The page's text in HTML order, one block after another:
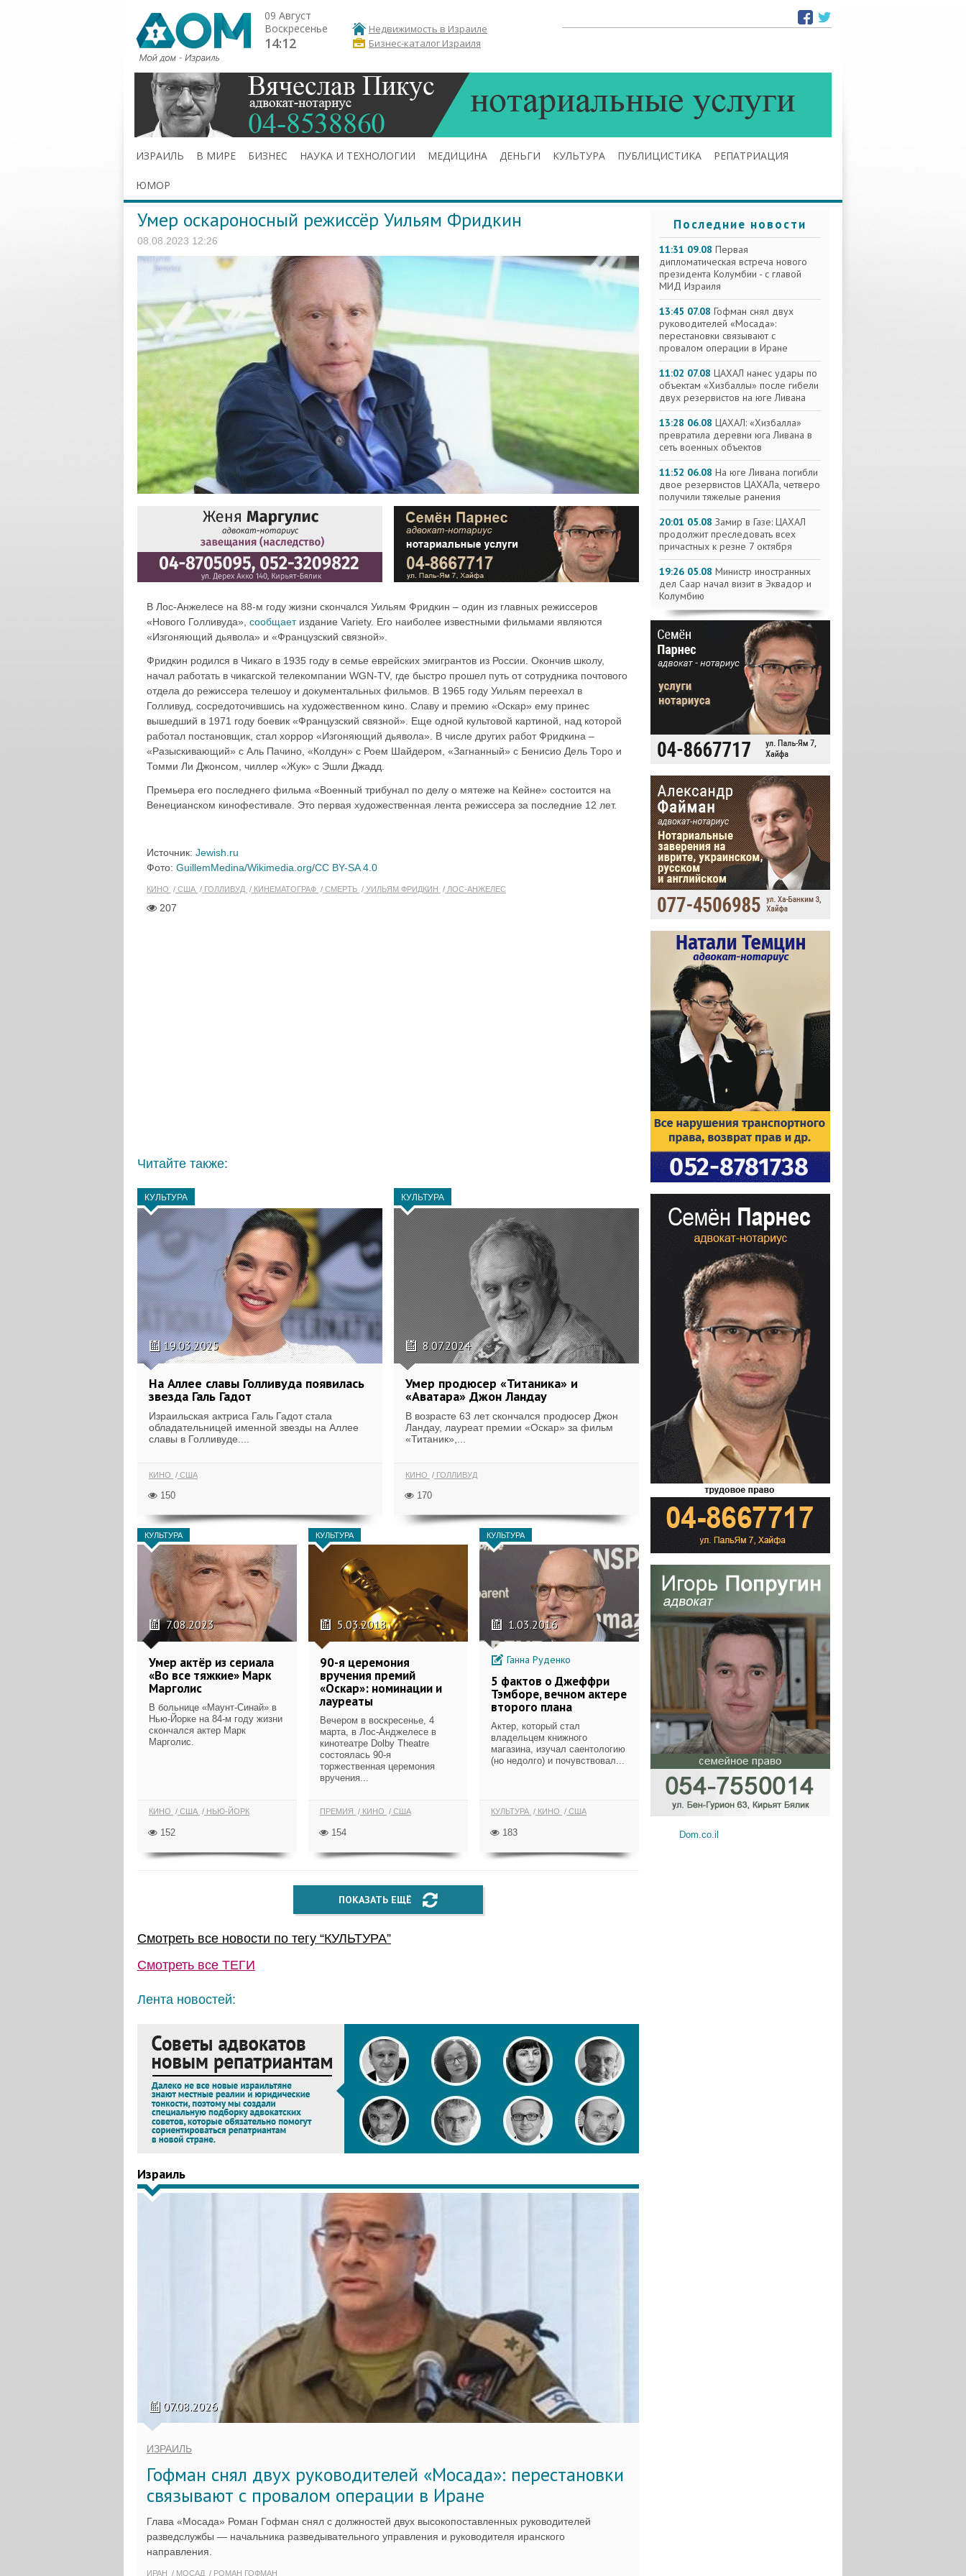
09 Август
Воскресенье
14:12
Недвижимость в Израиле
Бизнес-каталог Израиля
ИЗРАИЛЬ В МИРЕ БИЗНЕС НАУКА И ТЕХНОЛОГИИ МЕДИЦИНА ДЕНЬГИ КУЛЬТУРА ПУБЛИЦИСТИКА РЕПАТРИАЦИЯ
ЮМОР
Умер оскароносный режиссёр Уильям Фридкин
08.08.2023 12:26
В Лос-Анжелесе на 88-м году жизни скончался Уильям Фридкин – один из главных режиссеров
«Нового Голливуда», сообщаетиздание Variety. Его наиболее известными фильмами являются
«Изгоняющий дьявола» и «Французский связной».
Фридкин родился в Чикаго в 1935 году в семье еврейских эмигрантов из России. Окончив школу,
начал работать в чикагской телекомпании WGN-TV, где быстро прошел путь от сотрудника почтового
отдела до режиссера телешоу и документальных фильмов. В 1965 году Уильям переехал в
Голливуд, сосредоточившись на художественном кино. Славу и премию «Оскар» ему принес
вышедший в 1971 году боевик «Французский связной». Еще одной культовой картиной, над которой
работал постановщик, стал хоррор «Изгоняющий дьявола». В числе других работ Фридкина –
«Разыскивающий» с Аль Пачино, «Колдун» с Роем Шайдером, «Загнанный» с Бенисио Дель Торо и
Томми Ли Джонсом, чиллер «Жук» с Эшли Джадд.
Премьера его последнего фильма «Военный трибунал по делу о мятеже на Кейне» состоится на
Венецианском кинофестивале. Это первая художественная лента режиссера за последние 12 лет.
Источник: Jewish.ru
Фото: GuillemMedina/Wikimedia.org/CC BY-SA 4.0
КИНО США ГОЛЛИВУД КИНЕМАТОГРАФ СМЕРТЬ УИЛЬЯМ ФРИДКИН ЛОС-АНЖЕЛЕС
207
Читайте также:
КУЛЬТУРА
19.03.2025
На Аллее славы Голливуда появилась
звезда Галь Гадот
Израильская актриса Галь Гадот стала
обладательницей именной звезды на Аллее
славы в Голливуде....
КИНО США
150
КУЛЬТУРА
8.07.2024
Умер продюсер «Титаника» и
«Аватара» Джон Ландау
В возрасте 63 лет скончался продюсер Джон
Ландау, лауреат премии «Оскар» за фильм
«Титаник»,...
КИНО ГОЛЛИВУД
170
КУЛЬТУРА
7.08.2023
Умер актёр из сериала
«Во все тяжкие» Марк
Марголис
В больнице «Маунт-Синай» в
Нью-Йорке на 84-м году жизни
скончался актер Марк
Марголис.
КИНО США НЬЮ-ЙОРК
152
КУЛЬТУРА
5.03.2018
90-я церемония
вручения премий
«Оскар»: номинации и
лауреаты
Вечером в воскресенье, 4
марта, в Лос-Анджелесе в
кинотеатре Dolby Theatre
состоялась 90-я
торжественная церемония
вручения...
ПРЕМИЯ КИНО США
154
КУЛЬТУРА
1.03.2016
Ганна Руденко
5 фактов о Джеффри
Тэмборе, вечном актере
второго плана
Актер, который стал
владельцем книжного
магазина, изучал саентологию
(но недолго) и почувствовал...
КУЛЬТУРА КИНО США
183
ПОКАЗАТЬ ЕЩЁ
Смотреть все новости по тегу “КУЛЬТУРА”
Смотреть все ТЕГИ
Лента новостей:
Израиль
07.08.2026
ИЗРАИЛЬ
Гофман снял двух руководителей «Мосада»: перестановки
связывают с провалом операции в Иране
Глава «Мосада» Роман Гофман снял с должностей двух высокопоставленных руководителей
разведслужбы — начальника разведывательного управления и руководителя иранского
направления.
ИРАН МОСАД РОМАН ГОФМАН
Последние новости
11:31 09.08 Первая
дипломатическая встреча нового
президента Колумбии - с главой
МИД Израиля
13:45 07.08 Гофман снял двух
руководителей «Мосада»:
перестановки связывают с
провалом операции в Иране
11:02 07.08 ЦАХАЛ нанес удары по
объектам «Хизбаллы» после гибели
двух резервистов на юге Ливана
13:28 06.08 ЦАХАЛ: «Хизбалла»
превратила деревни юга Ливана в
сеть военных объектов
11:52 06.08 На юге Ливана погибли
двое резервистов ЦАХАЛа, четверо
получили тяжелые ранения
20:01 05.08 Замир в Газе: ЦАХАЛ
продолжит преследовать всех
причастных к резне 7 октября
19:26 05.08 Министр иностранных
дел Саар начал визит в Эквадор и
Колумбию
Dom.co.il